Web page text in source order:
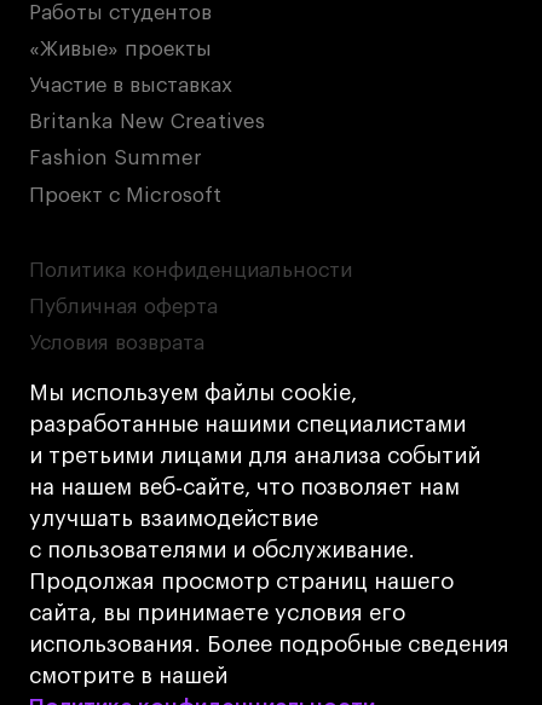
Мы используем файлы cookie,
разработанные нашими специалистами
и третьими лицами для анализа событий
на нашем веб‑сайте, что позволяет нам
улучшать взаимодействие
с пользователями и обслуживание.
Продолжая просмотр страниц нашего
сайта, вы принимаете условия его
использования. Более подробные сведения
смотрите в нашей
Работы студентов
«Живые» проекты
Участие в выставках
Britanka New Creatives
Fashion Summer
Проект с Microsoft
© 2026 БВШД
Политика конфиденциальности
Публичная оферта
Условия возврата
Кредит на образование с господдержкой
Лицензия на осуществление образовательной
деятельности АНО ВО «Универсальный
Университет»
Карта сайта
Дизайн
Разработка